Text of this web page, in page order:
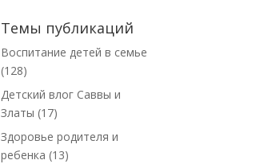
Темы публикаций
Воспитание детей в семье
(128)
Детский влог Саввы и
Златы (17)
Здоровье родителя и
ребенка (13)